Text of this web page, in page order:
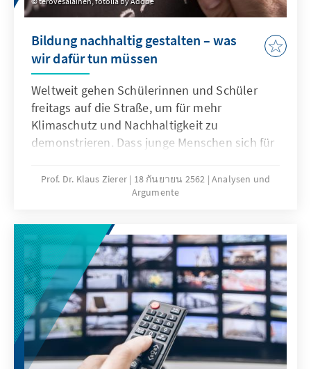
Bildung nachhaltig gestalten – was
wir dafür tun müssen
Weltweit gehen Schülerinnen und Schüler
freitags auf die Straße, um für mehr
Klimaschutz und Nachhaltigkeit zu
demonstrieren. Dass junge Menschen sich für
Schulen aufgreifen. Lehrpläne sind inhaltlich
überfrachtet und teilweise unzeitgemäß. Um
Straße in die Schule zu holen, brauchen
Lerninhalte einen stärkeren
Lebensweltbezug.
Prof. Dr. Klaus Zierer 18 กันยายน 2562 Analysen und
Argumente